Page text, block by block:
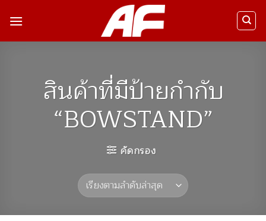
สินค้าที่มีป้ายกำกับ
“BOWSTAND”
คัดกรอง